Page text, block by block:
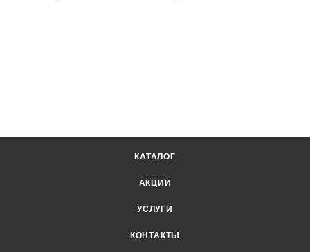
КАТАЛОГ
АКЦИИ
УСЛУГИ
КОНТАКТЫ